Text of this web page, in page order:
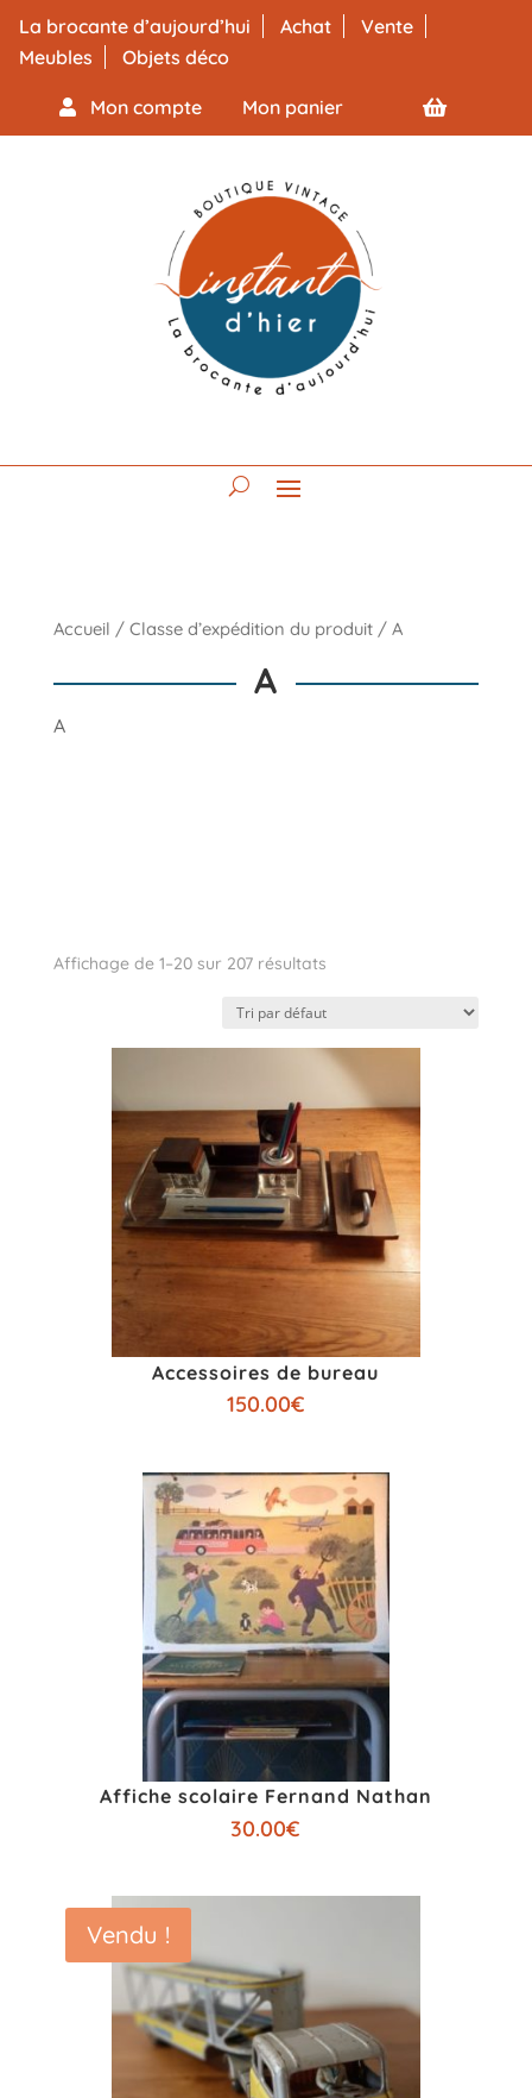
La brocante d’aujourd’hui Achat
Vente
Meubles
Objets déco
Mon compte Mon panier
Accueil / Classe d’expédition du produit / A
A
A
Affichage de 1–20 sur 207 résultats
Accessoires de bureau
150.00€
Affiche scolaire Fernand Nathan
30.00€
Vendu !